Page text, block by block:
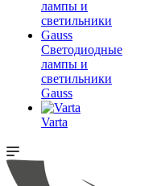
Светодиодные
лампы и
светильники
Gauss
Varta